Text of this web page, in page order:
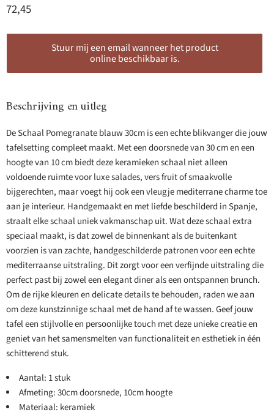
Huidige prijs
72,45
Stuur mij een email wanneer het product
online beschikbaar is.
Beschrijving en uitleg
De Schaal Pomegranate blauw 30cm is een echte blikvanger die jouw
tafelsetting compleet maakt. Met een doorsnede van 30 cm en een
hoogte van 10 cm biedt deze keramieken schaal niet alleen
voldoende ruimte voor luxe salades, vers fruit of smaakvolle
bijgerechten, maar voegt hij ook een vleugje mediterrane charme toe
aan je interieur. Handgemaakt en met liefde beschilderd in Spanje,
straalt elke schaal uniek vakmanschap uit. Wat deze schaal extra
speciaal maakt, is dat zowel de binnenkant als de buitenkant
voorzien is van zachte, handgeschilderde patronen voor een echte
mediterraanse uitstraling. Dit zorgt voor een verfijnde uitstraling die
perfect past bij zowel een elegant diner als een ontspannen brunch.
Om de rijke kleuren en delicate details te behouden, raden we aan
om deze kunstzinnige schaal met de hand af te wassen. Geef jouw
tafel een stijlvolle en persoonlijke touch met deze unieke creatie en
geniet van het samensmelten van functionaliteit en esthetiek in één
schitterend stuk.
Aantal: 1 stuk
Afmeting: 30cm doorsnede, 10cm hoogte
Materiaal: keramiek